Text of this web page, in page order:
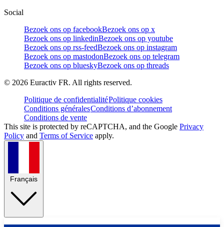
Social
Bezoek ons op facebookBezoek ons op x
Bezoek ons op linkedinBezoek ons op youtube
Bezoek ons op rss-feedBezoek ons op instagram
Bezoek ons op mastodonBezoek ons op telegram
Bezoek ons op blueskyBezoek ons op threads
© 2026 Euractiv FR. All rights reserved.
Politique de confidentialitéPolitique cookies
Conditions généralesConditions d’abonnement
Conditions de vente
This site is protected by reCAPTCHA, and the Google Privacy
Policy and Terms of Service apply.
Français